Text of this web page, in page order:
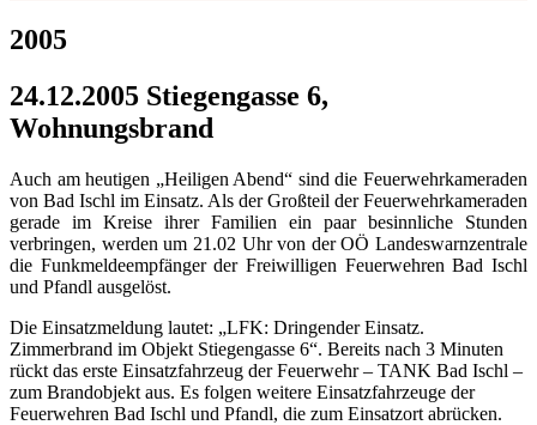
2005
24.12.2005 Stiegengasse 6,
Wohnungsbrand
Auch am heutigen „Heiligen Abend“ sind die Feuerwehrkameraden
von Bad Ischl im Einsatz. Als der Großteil der Feuerwehrkameraden
gerade im Kreise ihrer Familien ein paar besinnliche Stunden
verbringen, werden um 21.02 Uhr von der OÖ Landeswarnzentrale
die Funkmeldeempfänger der Freiwilligen Feuerwehren Bad Ischl
und Pfandl ausgelöst.
Die Einsatzmeldung lautet: „LFK: Dringender Einsatz.
Zimmerbrand im Objekt Stiegengasse 6“. Bereits nach 3 Minuten
rückt das erste Einsatzfahrzeug der Feuerwehr – TANK Bad Ischl –
zum Brandobjekt aus. Es folgen weitere Einsatzfahrzeuge der
Feuerwehren Bad Ischl und Pfandl, die zum Einsatzort abrücken.